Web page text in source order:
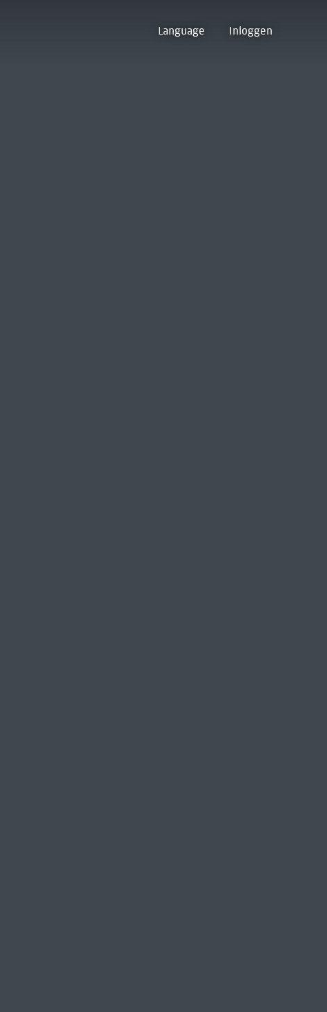
Language Inloggen